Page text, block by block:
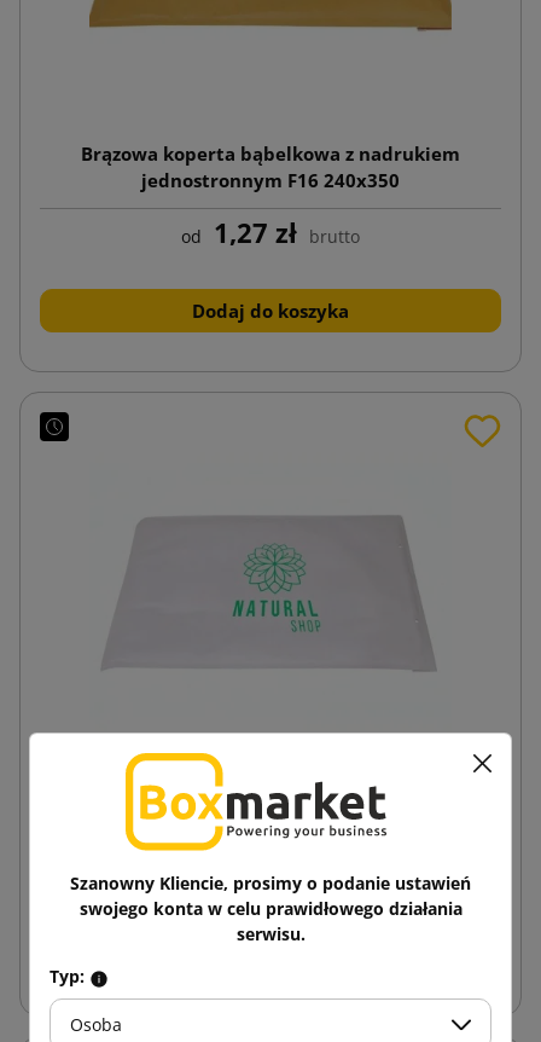
Brązowa koperta bąbelkowa z nadrukiem
jednostronnym F16 240x350
od 1,27 zł brutto
Dodaj do koszyka
Biała koperta bąbelkowa z nadrukiem
jednostronnym F16 240x350
od 1,27 zł brutto
Szanowny Kliencie, prosimy o podanie ustawień
swojego konta w celu prawidłowego działania
serwisu.
Typ:
Osoba